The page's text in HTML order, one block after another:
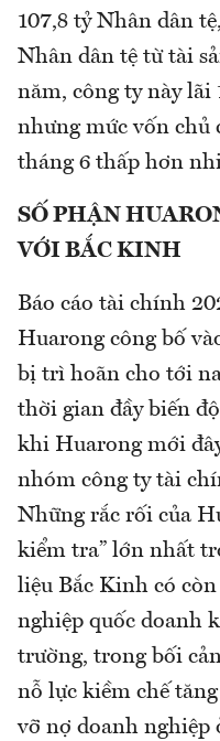
107,8 tỷ Nhân dân
Nhân dân tệ từ tài
năm, công ty này lãi
nhưng mức vốn chủ
tháng 6 thấp hơn
SỐ PHẬN
VỚI BẮC KINH
Báo cáo tài chính
Huarong công bố
bị trì hoãn cho tới
thời gian đầy biến
khi Huarong mới
nhóm công ty tài
Những rắc rối của
kiểm tra” lớn nhất
liệu Bắc Kinh có còn
nghiệp quốc doanh
trường, trong bối
nỗ lực kiềm chế
vỡ nợ doanh nghiệp